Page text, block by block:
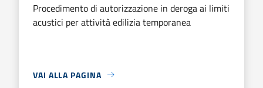
Procedimento di autorizzazione in deroga ai limiti
acustici per attività edilizia temporanea
VAI ALLA PAGINA